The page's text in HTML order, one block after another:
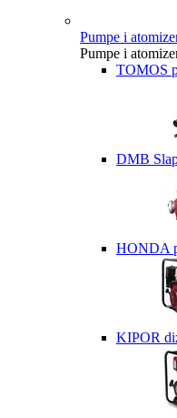
Pumpe i
Pumpe i
TOMOS
DMB
HONDA
KIPOR